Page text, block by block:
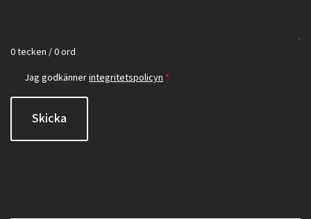
0 tecken / 0 ord
Jag godkännerintegritetspolicyn *
Skicka